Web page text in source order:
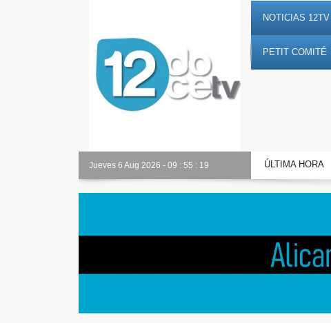
NOTICIAS 12TV
PETIT COMITÉ
Jueves 6 Aug 2026 - 09 : 55 : 20 ÚLTIMA HORA